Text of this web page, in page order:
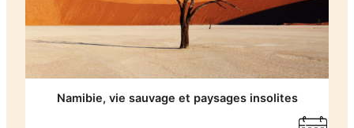
Namibie, vie sauvage et paysages insolites